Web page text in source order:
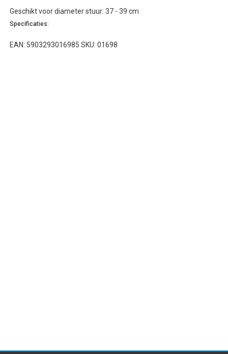
Geschikt voor diameter stuur: 37 - 39 cm
Specificaties:
EAN: 5903293016985 SKU: 01698